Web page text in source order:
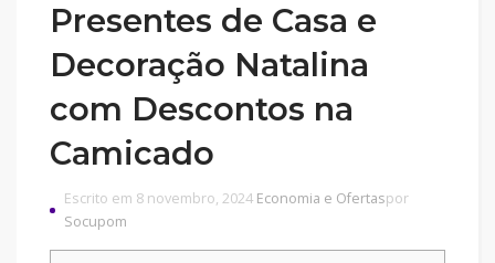
Presentes de Casa e
Decoração Natalina
com Descontos na
Camicado
Escrito em 8 novembro, 2024 Economia e Ofertaspor
Socupom